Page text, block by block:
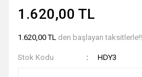
1.620,00 TL
1.620,00 TL den başlayan taksitlerle!!
Stok Kodu HDY3